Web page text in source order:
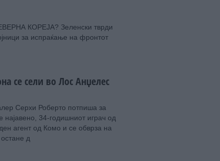
КОРЕЈА? Зеленски тврди
за испраќање на фронтот
се сели во Лос Анџелес
Серхи Роберто потпиша за
34-годишниот играч од
агент од Комо и се обврза на
д